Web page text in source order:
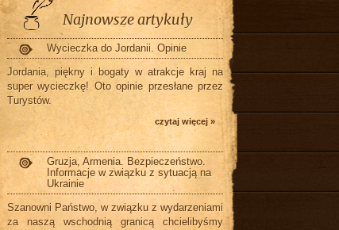
Najnowsze artykuły
Wycieczka do Jordanii. Opinie
Jordania, piękny i bogaty w atrakcje kraj na
super wycieczkę! Oto opinie przesłane przez
Turystów.
czytaj więcej »
Gruzja, Armenia. Bezpieczeństwo.
Informacje w związku z sytuacją na
Ukrainie
Szanowni Państwo, w związku z wydarzeniami
za naszą wschodnią granicą chcielibyśmy